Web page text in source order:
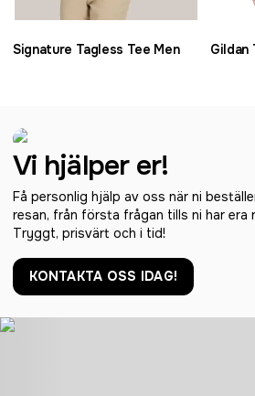
Signature Tagless Tee Men Gildan
Vi hjälper er!
Få personlig hjälp av oss när ni
resan, från första frågan tills ni har era
Tryggt, prisvärt och i tid!
KONTAKTA OSS IDAG!